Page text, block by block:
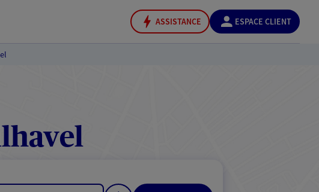
ASSISTANCE ESPACE CLIENT